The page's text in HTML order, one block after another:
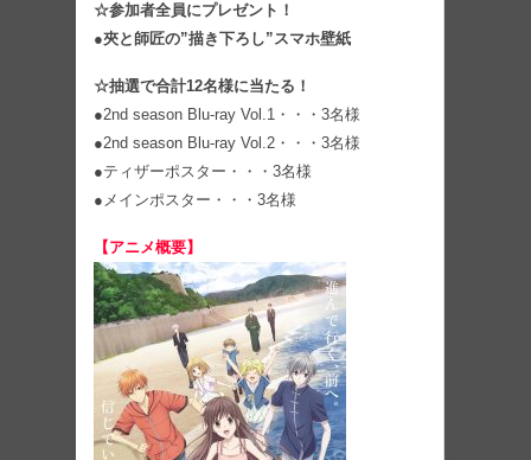
☆参加者全員にプレゼント！
●夾と師匠の”描き下ろし”スマホ壁紙
☆抽選で合計12名様に当たる！
●2nd season Blu-ray Vol.1・・・3名様
●2nd season Blu-ray Vol.2・・・3名様
●ティザーポスター・・・3名様
●メインポスター・・・3名様
【アニメ概要】